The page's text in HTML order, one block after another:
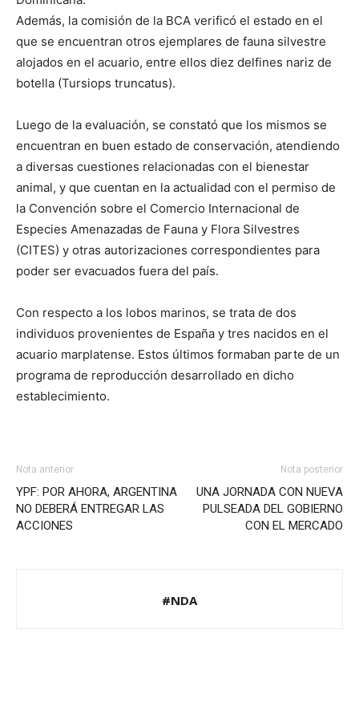
Además, la comisión de la BCA verificó el estado en el
que se encuentran otros ejemplares de fauna silvestre
alojados en el acuario, entre ellos diez delfines nariz de
botella (Tursiops truncatus).
Luego de la evaluación, se constató que los mismos se
encuentran en buen estado de conservación, atendiendo
a diversas cuestiones relacionadas con el bienestar
animal, y que cuentan en la actualidad con el permiso de
la Convención sobre el Comercio Internacional de
Especies Amenazadas de Fauna y Flora Silvestres
(CITES) y otras autorizaciones correspondientes para
poder ser evacuados fuera del país.
Con respecto a los lobos marinos, se trata de dos
individuos provenientes de España y tres nacidos en el
acuario marplatense. Estos últimos formaban parte de un
programa de reproducción desarrollado en dicho
establecimiento.
Nota anterior
YPF: POR AHORA, ARGENTINA
NO DEBERÁ ENTREGAR LAS
ACCIONES
Nota posterior
UNA JORNADA CON NUEVA
PULSEADA DEL GOBIERNO
CON EL MERCADO
#NDA